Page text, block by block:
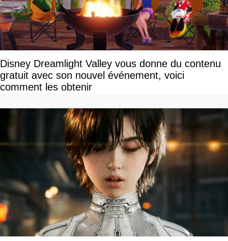
Disney Dreamlight Valley vous donne du contenu
gratuit avec son nouvel événement, voici
comment les obtenir